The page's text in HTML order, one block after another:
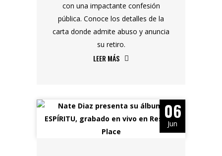
con una impactante confesión
pública. Conoce los detalles de la
carta donde admite abuso y anuncia
su retiro.
LEER MÁS
06
Jun